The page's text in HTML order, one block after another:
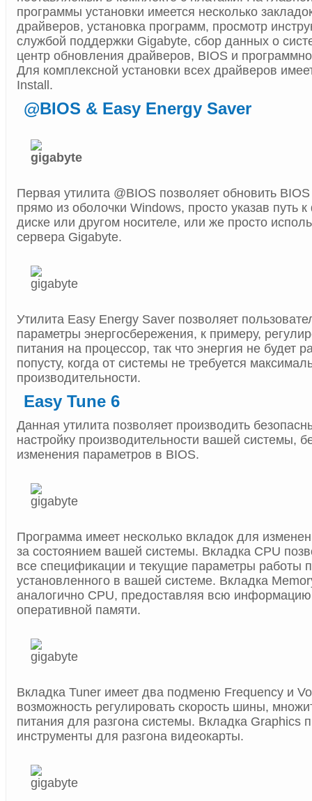
программы установки имеется несколько
драйверов, установка программ, просмотр
службой поддержки Gigabyte, сбор данных о
центр обновления драйверов, BIOS и
Для комплексной установки всех драйверов
Install.
@BIOS & Easy Energy Saver
Первая утилита @BIOS позволяет обновить
прямо из оболочки Windows, просто указав путь
диске или другом носителе, или же просто
сервера Gigabyte.
Утилита Easy Energy Saver позволяет
параметры энергосбережения, к примеру,
питания на процессор, так что энергия не будет
попусту, когда от системы не требуется
производительности.
Easy Tune 6
Данная утилита позволяет производить
настройку производительности вашей системы,
изменения параметров в BIOS.
Программа имеет несколько вкладок для
за состоянием вашей системы. Вкладка CPU
все спецификации и текущие параметры работы
установленного в вашей системе. Вкладка
аналогично CPU, предоставляя всю
оперативной памяти.
Вкладка Tuner имеет два подменю Frequency и
возможность регулировать скорость шины,
питания для разгона системы. Вкладка Graphics
инструменты для разгона видеокарты.